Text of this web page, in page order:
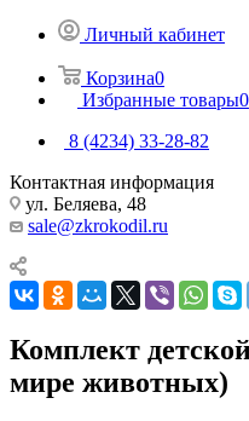
Личный кабинет
Корзина0
Избранные товары0
8 (4234) 33-28-82
Контактная информация
ул. Беляева, 48
sale@zkrokodil.ru
Комплект
мире животных)